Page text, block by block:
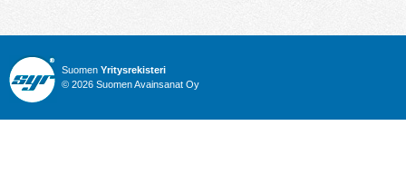
Suomen Yritysrekisteri
© 2026 Suomen Avainsanat Oy